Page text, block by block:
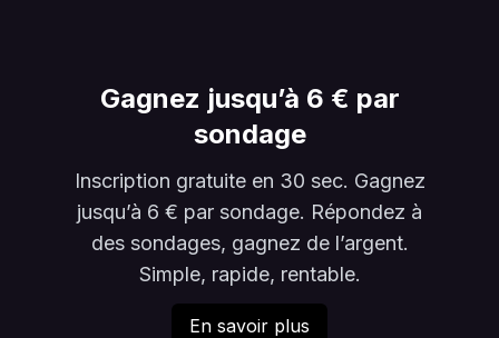
Gagnez jusqu’à 6 € par
sondage
Inscription gratuite en 30 sec. Gagnez
jusqu’à 6 € par sondage. Répondez à
des sondages, gagnez de l’argent.
Simple, rapide, rentable.
En savoir plus